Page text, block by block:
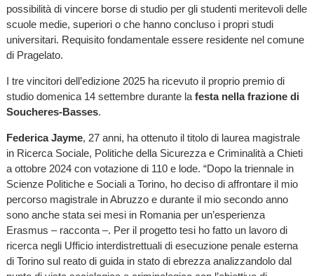
possibilità di vincere borse di studio per gli studenti meritevoli delle
scuole medie, superiori o che hanno concluso i propri studi
universitari. Requisito fondamentale essere residente nel comune
di Pragelato.
I tre vincitori dell’edizione 2025 ha ricevuto il proprio premio di
studio domenica 14 settembre durante la festa nella frazione di
Soucheres-Basses.
Federica Jayme, 27 anni, ha ottenuto il titolo di laurea magistrale
in Ricerca Sociale, Politiche della Sicurezza e Criminalità a Chieti
a ottobre 2024 con votazione di 110 e lode. “Dopo la triennale in
Scienze Politiche e Sociali a Torino, ho deciso di affrontare il mio
percorso magistrale in Abruzzo e durante il mio secondo anno
sono anche stata sei mesi in Romania per un’esperienza
Erasmus – racconta –. Per il progetto tesi ho fatto un lavoro di
ricerca negli Ufficio interdistrettuali di esecuzione penale esterna
di Torino sul reato di guida in stato di ebrezza analizzandolo dal